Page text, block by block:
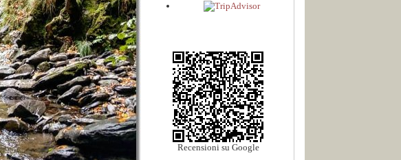
Recensioni su Google